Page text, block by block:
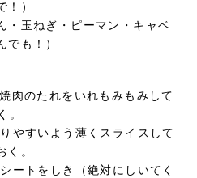
！）
・玉ねぎ・ピーマン・キャベ
でも！）
肉のたれをいれもみもみして
。
やすいよう薄くスライスして
く。
ートをしき（絶対にしいてく